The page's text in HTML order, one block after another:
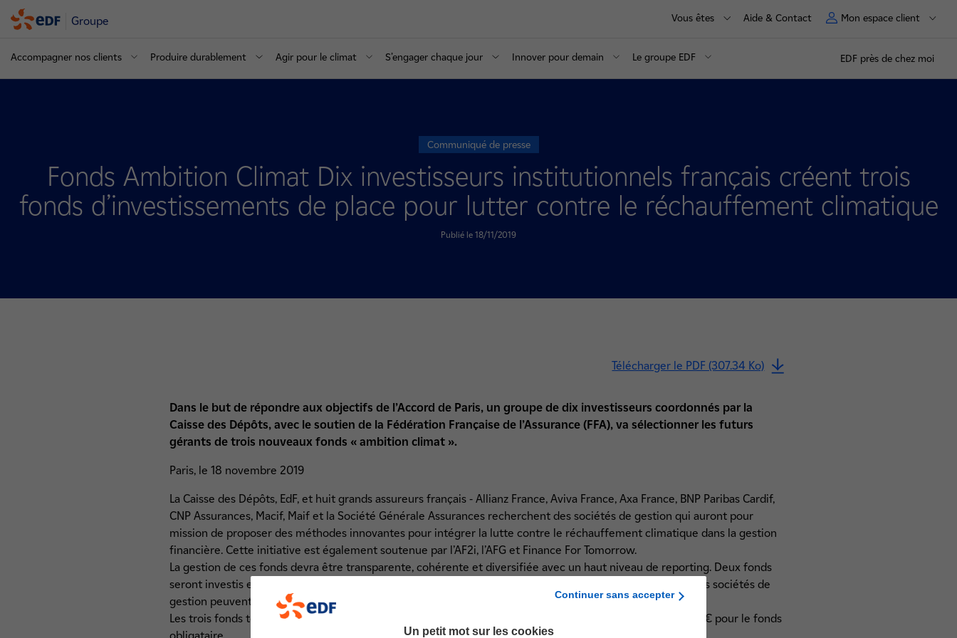
Groupe Vous êtes Aide & Contact Mon espace client
Accompagner nos clients Produire durablement Agir pour le climat S’engager chaque jour Innover pour demain Le groupe EDF EDF près de chez moi
Communiqué de presse
Fonds Ambition Climat Dix investisseurs institutionnels français créent trois
fonds d’investissements de place pour lutter contre le réchauffement climatique
Publié le 18/11/2019
Télécharger le PDF (307.34 Ko)
Dans le but de répondre aux objectifs de l’Accord de Paris, un groupe de dix investisseurs coordonnés par la
Caisse des Dépôts, avec le soutien de la Fédération Française de l’Assurance (FFA), va sélectionner les futurs
gérants de trois nouveaux fonds « ambition climat ».
Paris, le 18 novembre 2019
La Caisse des Dépôts, EdF, et huit grands assureurs français - Allianz France, Aviva France, Axa France, BNP Paribas Cardif,
CNP Assurances, Macif, Maif et la Société Générale Assurances recherchent des sociétés de gestion qui auront pour
mission de proposer des méthodes innovantes pour intégrer la lutte contre le réchauffement climatique dans la gestion
financière. Cette initiative est également soutenue par l’AF2i, l’AFG et Finance For Tomorrow.
La gestion de ces fonds devra être transparente, cohérente et diversifiée avec un haut niveau de reporting. Deux fonds
seront investis en actions européennes, le troisième en obligations européennes « investment grade ». Les sociétés de
gestion peuvent candidater sur une classe d’actif ou les deux à la fois.
Les trois fonds totaliseront initialement 500 M€, dont environ 200 M€ pour chaque fonds action et 100 M€ pour le fonds
Continuer sans accepter
Un petit mot sur les cookies